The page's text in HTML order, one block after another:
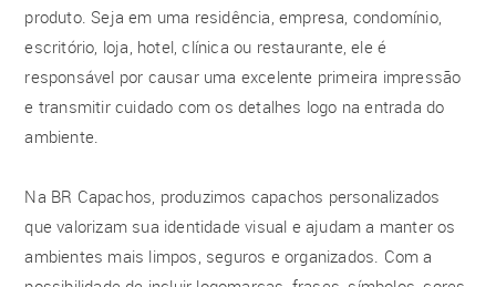
produto. Seja em uma residência, empresa, condomínio,
escritório, loja, hotel, clínica ou restaurante, ele é
responsável por causar uma excelente primeira impressão
e transmitir cuidado com os detalhes logo na entrada do
ambiente.
Na BR Capachos, produzimos capachos personalizados
que valorizam sua identidade visual e ajudam a manter os
ambientes mais limpos, seguros e organizados. Com a